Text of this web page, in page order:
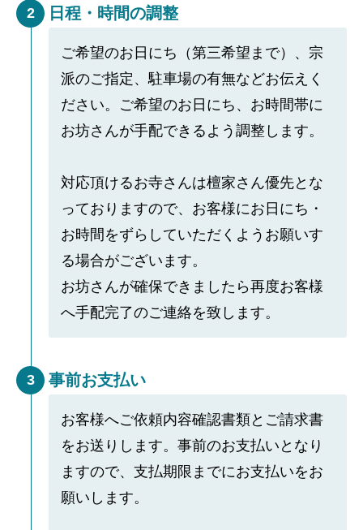
2 日程・時間の調整
ご希望のお日にち（第三希望まで）、宗
派のご指定、駐車場の有無などお伝えく
ださい。ご希望のお日にち、お時間帯に
お坊さんが手配できるよう調整します。
対応頂けるお寺さんは檀家さん優先とな
っておりますので、お客様にお日にち・
お時間をずらしていただくようお願いす
る場合がございます。
お坊さんが確保できましたら再度お客様
へ手配完了のご連絡を致します。
3 事前お支払い
お客様へご依頼内容確認書類とご請求書
をお送りします。事前のお支払いとなり
ますので、支払期限までにお支払いをお
願いします。